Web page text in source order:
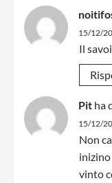
15/12/
Il
Pit ha
15/12/
Non
vinto